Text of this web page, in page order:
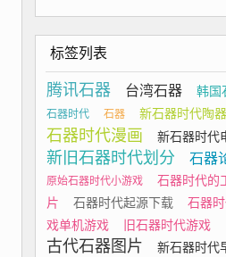
标签列表
腾讯石器 台湾石器 韩国
石器时代 石器 新石器时代陶器
石器时代漫画
新石器时代
新旧石器时代划分 石器
原始石器时代小游戏
石器时代的
片
石器时代起源下载
石器
戏单机游戏
旧石器时代游戏
古代石器图片
新石器时代